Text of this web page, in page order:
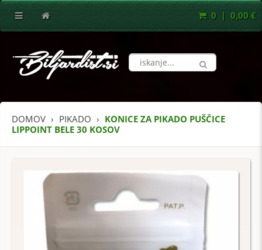
0 | 0,00 €
DOMOV PIKADO
KONICE ZA PIKADO PUŠČICE
LIPPOINT BELE 30 KOSOV